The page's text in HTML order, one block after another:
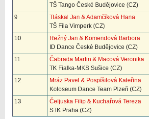
TŠ Tango České Budějovice (CZ)
9
Tláskal Jan & Adamčíková Hana
TŠ Fíla Vimperk (CZ)
10
Režný Jan & Komendová Barbora
ID Dance České Budějovice (CZ)
11
Čabrada Martin & Macová Veronika
TK Fialka-MKS Sušice (CZ)
12
Mráz Pavel & Pospíšilová Kateřina
Koloseum Dance Team Plzeň (CZ)
13
Čeljuska Filip & Kuchařová Tereza
STK Praha (CZ)